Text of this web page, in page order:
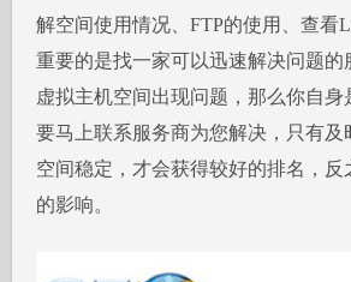
解空间使用情况、FTP的使用、查看
重要的是找一家可以迅速解决问题的
虚拟主机空间出现问题，那么你自身
要马上联系服务商为您解决，只有及
空间稳定，才会获得较好的排名，反
的影响。